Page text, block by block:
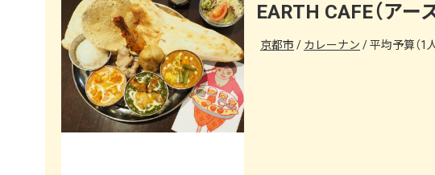
EARTH CAFE（アー
京都市 カレーナン 平均予算（1